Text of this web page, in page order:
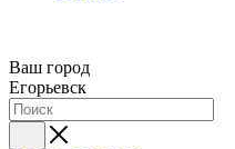
Ваш город
Егорьевск